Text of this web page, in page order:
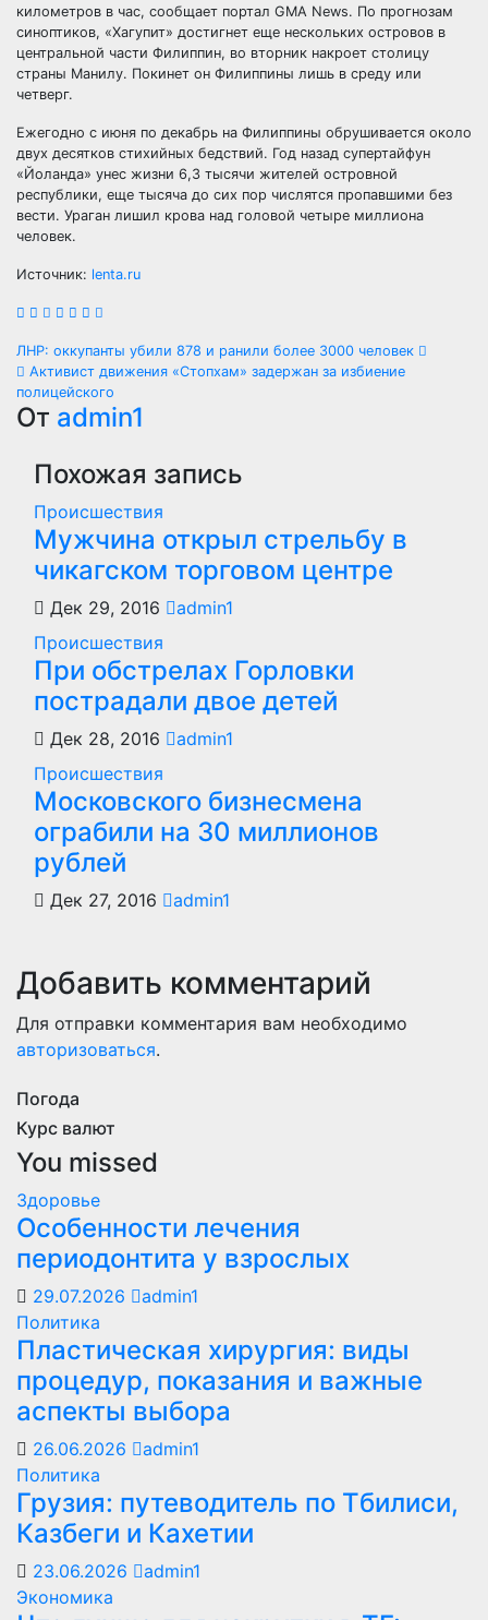
километров в час, сообщает портал GMA News. По прогнозам
синоптиков, «Хагупит» достигнет еще нескольких островов в
центральной части Филиппин, во вторник накроет столицу
страны Манилу. Покинет он Филиппины лишь в среду или
четверг.
Ежегодно с июня по декабрь на Филиппины обрушивается около
двух десятков стихийных бедствий. Год назад супертайфун
«Йоланда» унес жизни 6,3 тысячи жителей островной
республики, еще тысяча до сих пор числятся пропавшими без
вести. Ураган лишил крова над головой четыре миллиона
человек.
Источник: lenta.ru
Навигация
по
записям
ЛНР: оккупанты убили 878 и ранили более 3000 человек
Активист движения «Стопхам» задержан за избиение
полицейского
От admin1
Похожая запись
Происшествия
Мужчина открыл стрельбу в
чикагском торговом центре
Дек 29, 2016
admin1
Происшествия
При обстрелах Горловки
пострадали двое детей
Дек 28, 2016
admin1
Происшествия
Московского бизнесмена
ограбили на 30 миллионов
рублей
Дек 27, 2016 admin1
Добавить комментарий
Для отправки комментария вам необходимо
авторизоваться.
Погода
Курс валют
You missed
Здоровье
Особенности лечения
периодонтита у взрослых
29.07.2026
admin1
Политика
Пластическая хирургия: виды
процедур, показания и важные
аспекты выбора
26.06.2026
admin1
Политика
Грузия: путеводитель по Тбилиси,
Казбеги и Кахетии
23.06.2026
admin1
Экономика